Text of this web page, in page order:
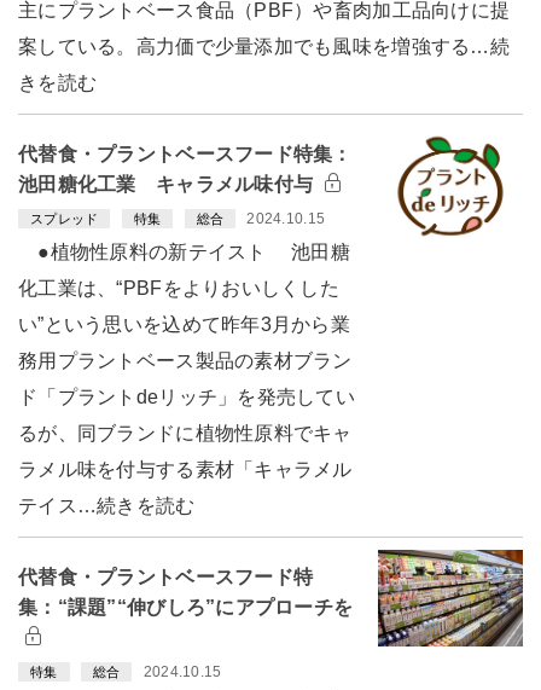
主にプラントベース食品（PBF）や畜肉加工品向けに提
案している。高力価で少量添加でも風味を増強する…続
きを読む
代替食・プラントベースフード特集：
池田糖化工業 キャラメル味付与
スプレッド 特集 総合 2024.10.15
●植物性原料の新テイスト 池田糖
化工業は、“PBFをよりおいしくした
い”という思いを込めて昨年3月から業
務用プラントベース製品の素材ブラン
ド「プラントdeリッチ」を発売してい
るが、同ブランドに植物性原料でキャ
ラメル味を付与する素材「キャラメル
テイス…続きを読む
代替食・プラントベースフード特
集：“課題”“伸びしろ”にアプローチを
特集 総合 2024.10.15